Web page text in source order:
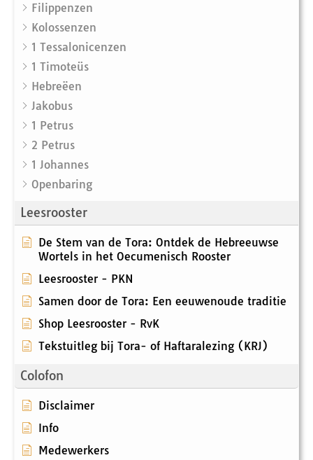
Filippenzen
Kolossenzen
1 Tessalonicenzen
1 Timoteüs
Hebreëen
Jakobus
1 Petrus
2 Petrus
1 Johannes
Openbaring
Leesrooster
De Stem van de Tora: Ontdek de Hebreeuwse
Wortels in het Oecumenisch Rooster
Leesrooster - PKN
Samen door de Tora: Een eeuwenoude traditie
Shop Leesrooster - RvK
Tekstuitleg bij Tora- of Haftaralezing (KRJ)
Colofon
Disclaimer
Info
Medewerkers